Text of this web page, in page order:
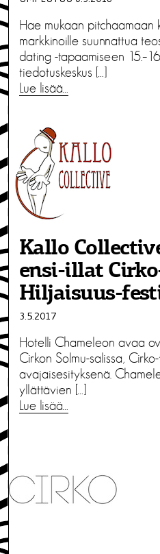
Hae mukaan pitchaamaan
markkinoille suunnattua
dating -tapaamiseen
tiedotuskeskus […]
Lue lisää…
Kallo
ensi-illat
Hiljaisuus-
3.5.2017
Hotelli Chameleon avaa
Cirkon Solmu-salissa,
avajaisesityksenä.
yllättävien […]
Lue lisää…